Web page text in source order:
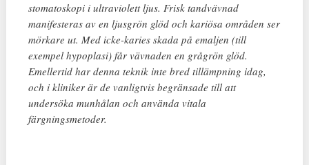
stomatoskopi i ultraviolett ljus. Frisk tandvävnad
manifesteras av en ljusgrön glöd och kariösa områden ser
mörkare ut. Med icke-karies skada på emaljen (till
exempel hypoplasi) får vävnaden en grågrön glöd.
Emellertid har denna teknik inte bred tillämpning idag,
och i kliniker är de vanligtvis begränsade till att
undersöka munhålan och använda vitala
färgningsmetoder.